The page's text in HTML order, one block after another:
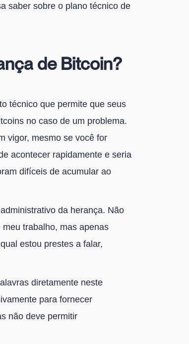
saber sobre o plano técnico de
de Bitcoin?
técnico que permite que seus
no caso de um problema.
vigor, mesmo se você for
acontecer rapidamente e seria
difíceis de acumular ao
da herança. Não
trabalho, mas apenas
estou prestes a falar,
diretamente neste
para fornecer
não deve permitir